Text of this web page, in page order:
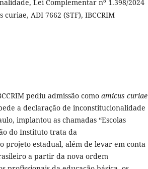
Lei Complementar nº 1.398/2024
curiae, ADI 7662 (STF), IBCCRIM
pediu admissão como amicus curiae
a declaração de inconstitucionalidade
implantou as chamadas “Escolas
do Instituto trata da
projeto estadual, além de levar em conta
a partir da nova ordem